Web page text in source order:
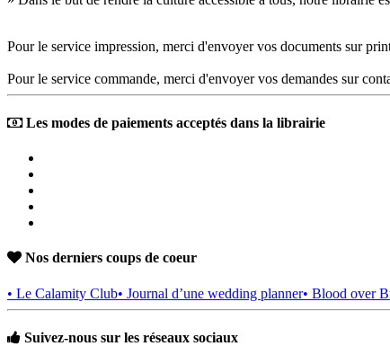
Pour le service impression, merci d'envoyer vos documents sur
Pour le service commande, merci d'envoyer vos demandes sur
Les modes de paiements acceptés dans la librairie
Nos derniers coups de coeur
• Le Calamity Club• Journal d’une wedding planner• Blood over
Suivez-nous sur les réseaux sociaux